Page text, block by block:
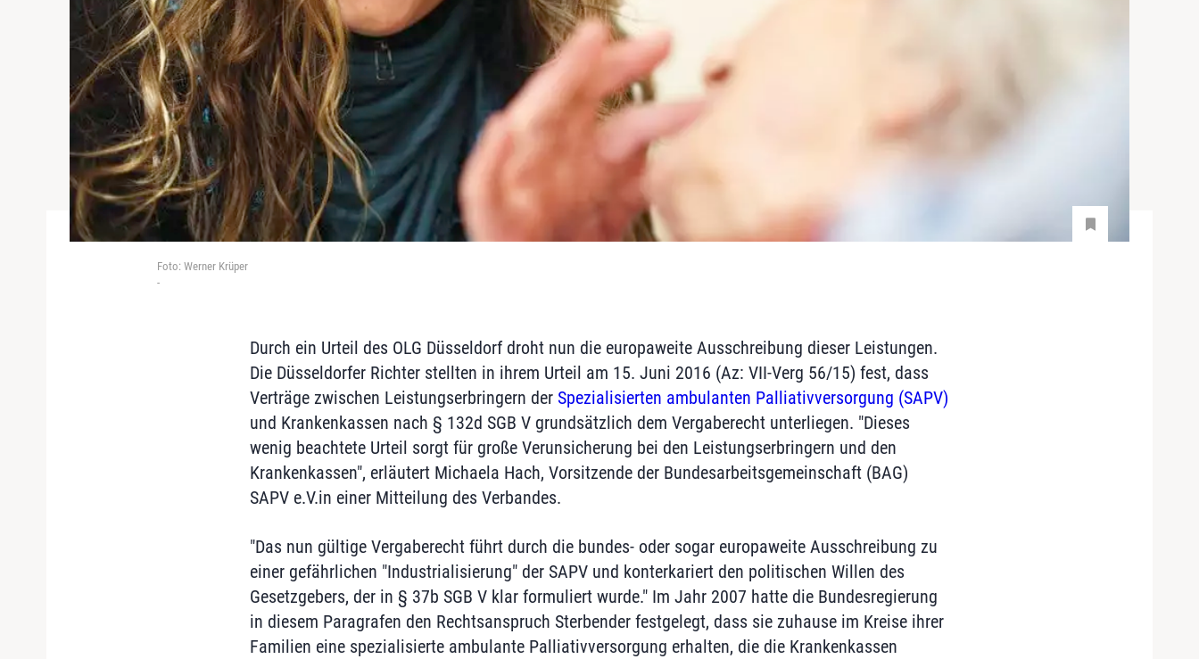
Foto: Werner Krüper
-
Durch ein Urteil des OLG Düsseldorf droht nun die europaweite Ausschreibung dieser Leistungen.
Die Düsseldorfer Richter stellten in ihrem Urteil am 15. Juni 2016 (Az: VII-Verg 56/15) fest, dass
Verträge zwischen Leistungserbringern der Spezialisierten ambulanten Palliativversorgung (SAPV)
und Krankenkassen nach § 132d SGB V grundsätzlich dem Vergaberecht unterliegen. "Dieses
wenig beachtete Urteil sorgt für große Verunsicherung bei den Leistungserbringern und den
Krankenkassen", erläutert Michaela Hach, Vorsitzende der Bundesarbeitsgemeinschaft (BAG)
SAPV e.V.in einer Mitteilung des Verbandes.
"Das nun gültige Vergaberecht führt durch die bundes- oder sogar europaweite Ausschreibung zu
einer gefährlichen "Industrialisierung" der SAPV und konterkariert den politischen Willen des
Gesetzgebers, der in § 37b SGB V klar formuliert wurde." Im Jahr 2007 hatte die Bundesregierung
in diesem Paragrafen den Rechtsanspruch Sterbender festgelegt, dass sie zuhause im Kreise ihrer
Familien eine spezialisierte ambulante Palliativversorgung erhalten, die die Krankenkassen